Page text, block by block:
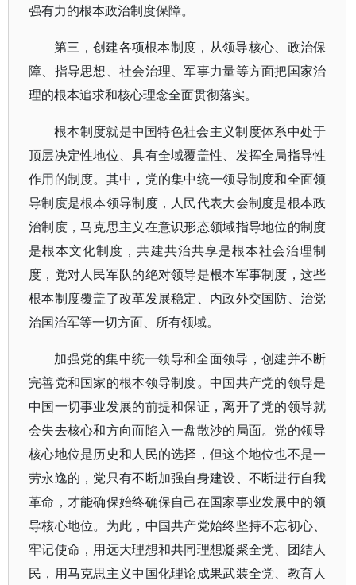
强有力的根本政治制度保障。
第三，创建各项根本制度，从领导核心、政治保
障、指导思想、社会治理、军事力量等方面把国家治
理的根本追求和核心理念全面贯彻落实。
根本制度就是中国特色社会主义制度体系中处于
顶层决定性地位、具有全域覆盖性、发挥全局指导性
作用的制度。其中，党的集中统一领导制度和全面领
导制度是根本领导制度，人民代表大会制度是根本政
治制度，马克思主义在意识形态领域指导地位的制度
是根本文化制度，共建共治共享是根本社会治理制
度，党对人民军队的绝对领导是根本军事制度，这些
根本制度覆盖了改革发展稳定、内政外交国防、治党
治国治军等一切方面、所有领域。
加强党的集中统一领导和全面领导，创建并不断
完善党和国家的根本领导制度。中国共产党的领导是
中国一切事业发展的前提和保证，离开了党的领导就
会失去核心和方向而陷入一盘散沙的局面。党的领导
核心地位是历史和人民的选择，但这个地位也不是一
劳永逸的，党只有不断加强自身建设、不断进行自我
革命，才能确保始终确保自己在国家事业发展中的领
导核心地位。为此，中国共产党始终坚持不忘初心、
牢记使命，用远大理想和共同理想凝聚全党、团结人
民，用马克思主义中国化理论成果武装全党、教育人